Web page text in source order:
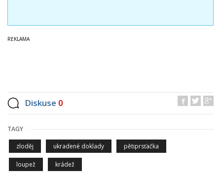
Diskuse 0
TAGY
zloděj ukradené doklady pětiprsťačka
loupež krádež